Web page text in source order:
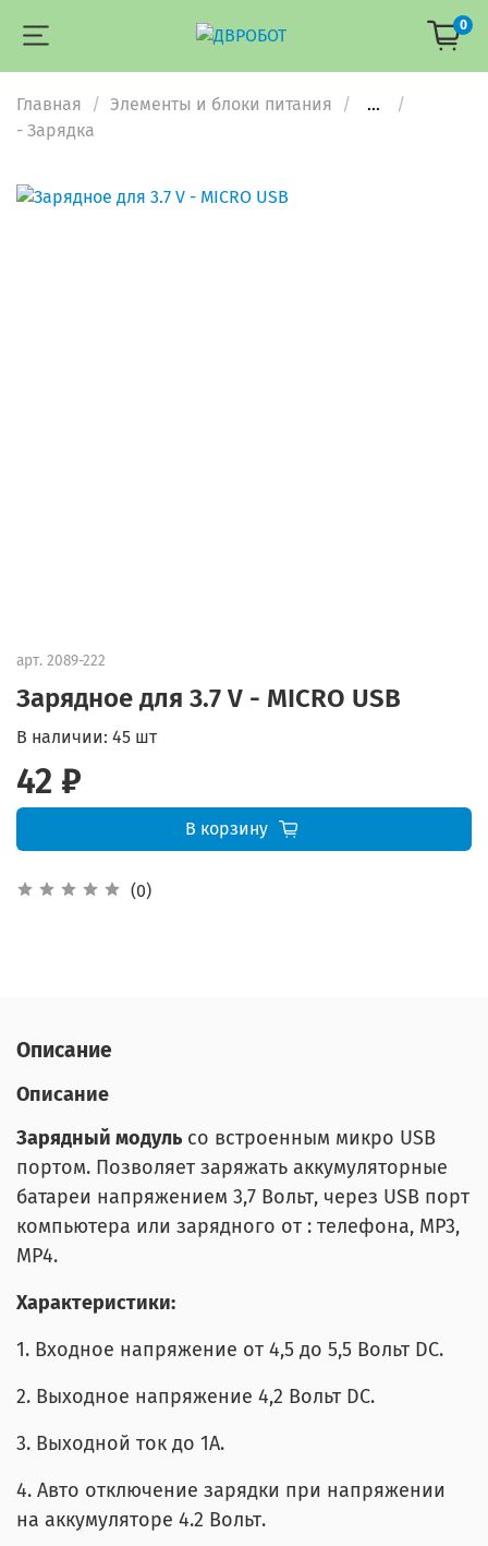
0
Главная Элементы и блоки питания
...
- Зарядка
арт. 2089-222
Зарядное для 3.7 V - MICRO USB
(0)
В наличии: 45 шт
42 ₽
В корзину
Описание
Описание
Зарядный модуль со встроенным микро USB
портом. Позволяет заряжать аккумуляторные
батареи напряжением 3,7 Вольт, через USB порт
компьютера или зарядного от : телефона, МР3,
МР4.
Характеристики:
1. Входное напряжение от 4,5 до 5,5 Вольт DC.
2. Выходное напряжение 4,2 Вольт DC.
3. Выходной ток до 1А.
4. Авто отключение зарядки при напряжении
на аккумуляторе 4.2 Вольт.